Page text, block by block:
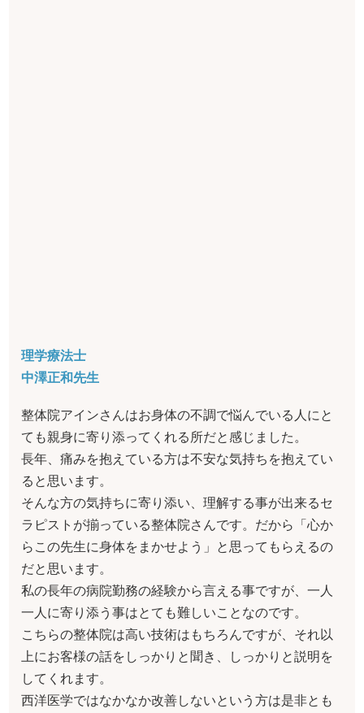
理学療法士
中澤正和先生
整体院アインさんはお身体の不調で悩んでいる人にと
ても親身に寄り添ってくれる所だと感じました。
長年、痛みを抱えている方は不安な気持ちを抱えてい
ると思います。
そんな方の気持ちに寄り添い、理解する事が出来るセ
ラピストが揃っている整体院さんです。だから「心か
らこの先生に身体をまかせよう」と思ってもらえるの
だと思います。
私の長年の病院勤務の経験から言える事ですが、一人
一人に寄り添う事はとても難しいことなのです。
こちらの整体院は高い技術はもちろんですが、それ以
上にお客様の話をしっかりと聞き、しっかりと説明を
してくれます。
西洋医学ではなかなか改善しないという方は是非とも